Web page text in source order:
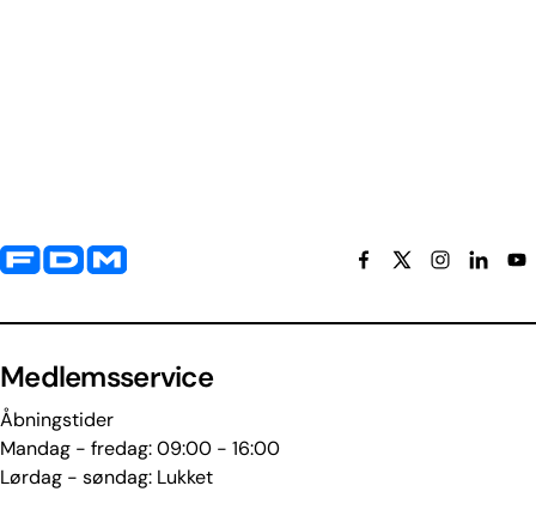
Yderligere information og kontaktoplysninger
Medlemsservice
Åbningstider
Mandag - fredag: 09:00 - 16:00
Lørdag - søndag: Lukket